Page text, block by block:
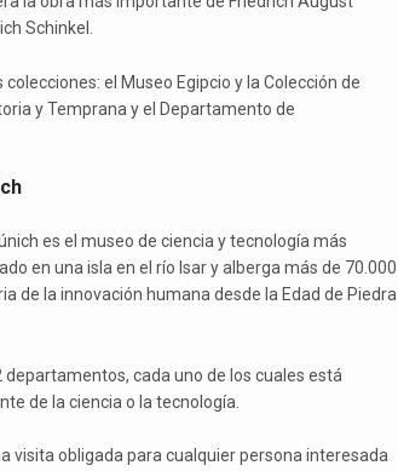
Schinkel.
el Museo Egipcio y la Colección de
y Temprana y el Departamento de
es el museo de ciencia y tecnología más
en una isla en el río Isar y alberga más de 70.000
de la innovación humana desde la Edad de Piedra
departamentos, cada uno de los cuales está
de la ciencia o la tecnología.
visita obligada para cualquier persona interesada